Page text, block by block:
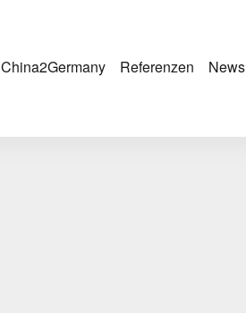
China2Germany Referenzen News